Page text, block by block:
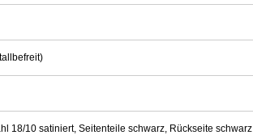
18/10 satiniert, Seitenteile schwarz, Rückseite schwarz